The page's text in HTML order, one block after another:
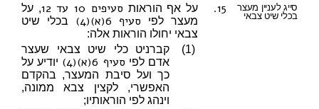
15.
סייג לעניין מעצר
בכלי שיט צבאי
על אף הוראות סעיפים 10 עד 12
, על
מעצר לפי סעיף 6(א)(4)
בכלי שיט
צבאי יחולו הוראות אלה:
(1)
קברניט כלי שיט צבאי שעצר
אדם לפי סעיף 6(א)(4)
יודיע על
כך ועל סיבת המעצר, בהקדם
האפשרי, לקצין צבא ממונה,
וינהג לפי הוראותיו;